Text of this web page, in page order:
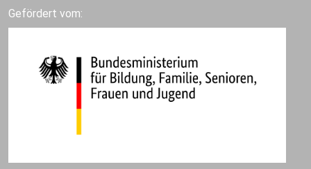
Gefördert vom: